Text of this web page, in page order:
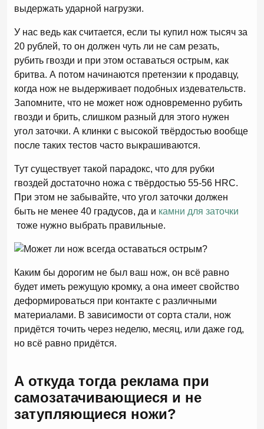
выдержать ударной нагрузки.
У нас ведь как считается, если ты купил нож тысяч за
20 рублей, то он должен чуть ли не сам резать,
рубить гвозди и при этом оставаться острым, как
бритва. А потом начинаются претензии к продавцу,
когда нож не выдерживает подобных издевательств.
Запомните, что не может нож одновременно рубить
гвозди и брить, слишком разный для этого нужен
угол заточки. А клинки с высокой твёрдостью вообще
после таких тестов часто выкрашиваются.
Тут существует такой парадокс, что для рубки
гвоздей достаточно ножа с твёрдостью 55-56 HRC.
При этом не забывайте, что угол заточки должен
быть не менее 40 градусов, да и камни для заточки
тоже нужно выбрать правильные.
Каким бы дорогим не был ваш нож, он всё равно
будет иметь режущую кромку, а она имеет свойство
деформироваться при контакте с различными
материалами. В зависимости от сорта стали, нож
придётся точить через неделю, месяц, или даже год,
но всё равно придётся.
А откуда тогда реклама при
самозатачивающиеся и не
затупляющиеся ножи?